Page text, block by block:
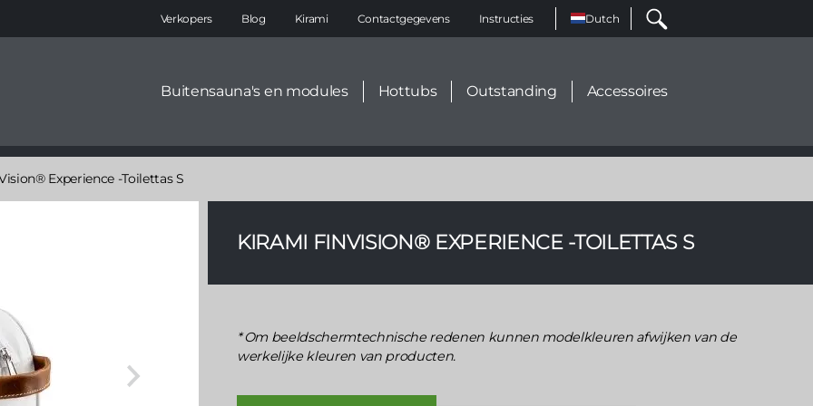
Main
Verkopers Blog Kirami Contactgegevens Instructies
Select
your
Secondary
Buitensauna's en modules Hottubs Outstanding Accessoires
Experience -Toilettas S
KIRAMI FINVISION® EXPERIENCE -TOILETTAS S
Om beeldschermtechnische redenen kunnen modelkleuren afwijken van de
werkelijke kleuren van producten.